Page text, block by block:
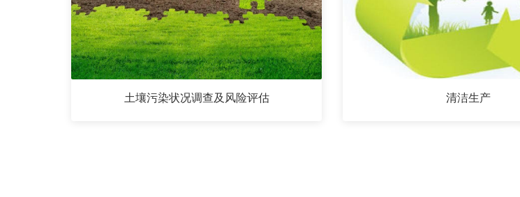
土壤污染状况调查及风险评估 清洁生产